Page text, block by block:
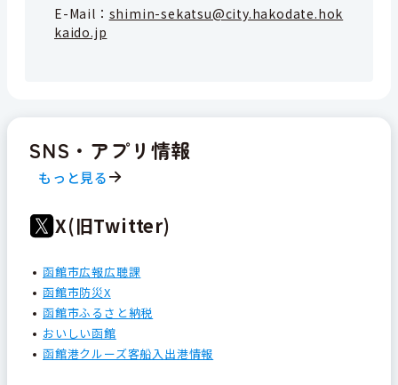
E-Mail： shimin-sekatsu@city.hakodate.hok
kaido.jp
SNS・アプリ情報
もっと見る
X(旧Twitter)
函館市広報広聴課
函館市防災X
函館市ふるさと納税
おいしい函館
函館港クルーズ客船入出港情報